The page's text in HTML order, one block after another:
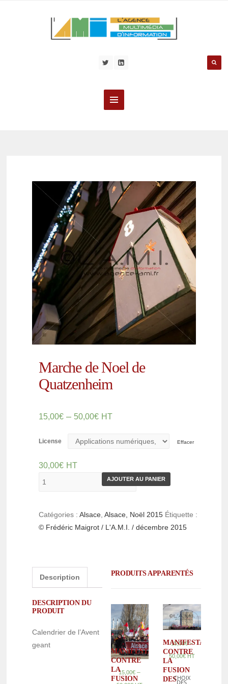
Marche de Noel de
Quatzenheim
15,00€ – 50,00€ HT
License Effacer
30,00€ HT
AJOUTER AU PANIER
Catégories :Alsace ,Alsace, Noël 2015 Étiquette :
© Frédéric Maigrot / L'A.M.I. / décembre 2015
Description
DESCRIPTION DU
PRODUIT
Calendrier de l’Avent
geant
PRODUITS APPARENTÉS
MANIFESTATION
CONTRE
LA
FUSION
15,00€ –
MANIFESTATION
CONTRE
LA
FUSION
DES
15,00€–
50,00€ HT
CHOIX
DES